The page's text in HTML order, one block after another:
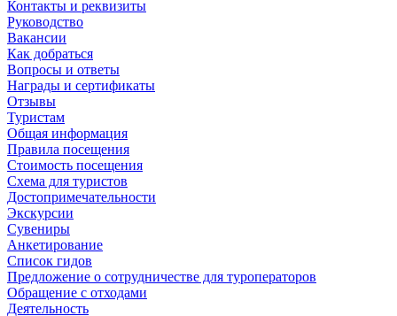
Контакты и реквизиты
Руководство
Вакансии
Как добраться
Вопросы и ответы
Награды и сертификаты
Отзывы
Туристам
Общая информация
Правила посещения
Стоимость посещения
Схема для туристов
Достопримечательности
Экскурсии
Сувениры
Анкетирование
Список гидов
Предложение о сотрудничестве для туроператоров
Обращение с отходами
Деятельность